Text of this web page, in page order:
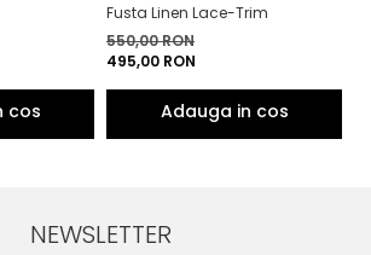
Fusta Linen Lace-Trim
550,00 RON
495,00 RON
NEWSLETTER